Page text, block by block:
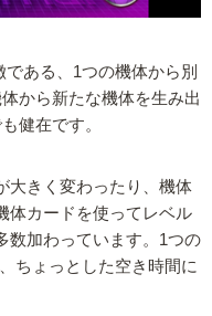
ある、1つの機体から別
から新たな機体を生み出
健在です。
大きく変わったり、機体
体カードを使ってレベル
数加わっています。1つの
ちょっとした空き時間に